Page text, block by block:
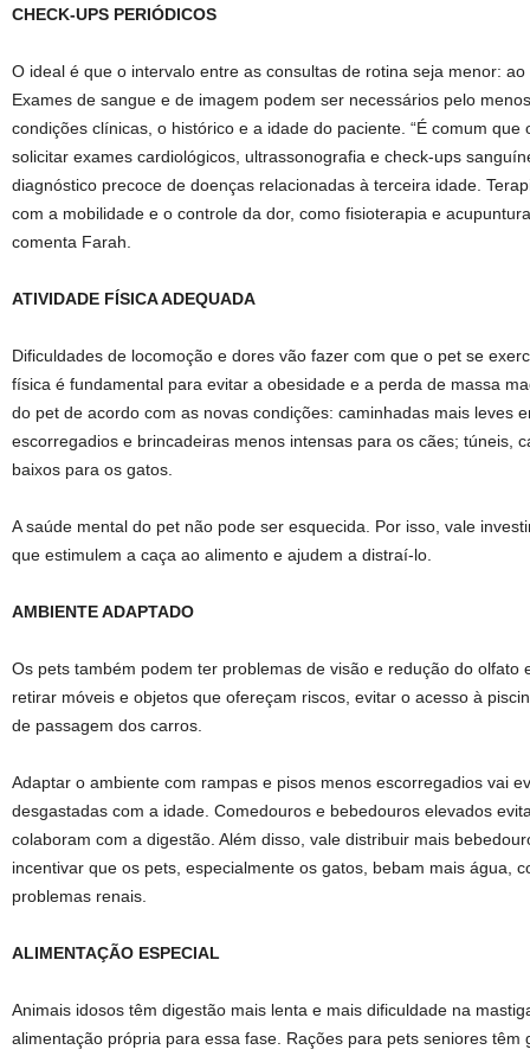
CHECK-UPS PERIÓDICOS
O ideal é que o intervalo entre as consultas de rotina seja menor:
Exames de sangue e de imagem podem ser necessários pelo
condições clínicas, o histórico e a idade do paciente. “É comum que
solicitar exames cardiológicos, ultrassonografia e check-ups
diagnóstico precoce de doenças relacionadas à terceira idade.
com a mobilidade e o controle da dor, como fisioterapia e
comenta Farah.
ATIVIDADE FÍSICA ADEQUADA
Dificuldades de locomoção e dores vão fazer com que o pet se
física é fundamental para evitar a obesidade e a perda de massa
do pet de acordo com as novas condições: caminhadas mais leves
escorregadios e brincadeiras menos intensas para os cães; túneis,
baixos para os gatos.
A saúde mental do pet não pode ser esquecida. Por isso, vale
que estimulem a caça ao alimento e ajudem a distraí-lo.
AMBIENTE ADAPTADO
Os pets também podem ter problemas de visão e redução do olfato
retirar móveis e objetos que ofereçam riscos, evitar o acesso à
de passagem dos carros.
Adaptar o ambiente com rampas e pisos menos escorregadios vai
desgastadas com a idade. Comedouros e bebedouros elevados
colaboram com a digestão. Além disso, vale distribuir mais
incentivar que os pets, especialmente os gatos, bebam mais água,
problemas renais.
ALIMENTAÇÃO ESPECIAL
Animais idosos têm digestão mais lenta e mais dificuldade na
alimentação própria para essa fase. Rações para pets seniores têm